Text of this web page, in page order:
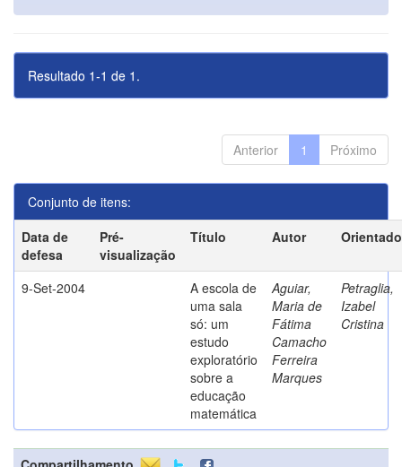
Resultado 1-1 de 1.
Anterior 1 Próximo
Conjunto de itens:
Data de
defesa
Pré-
visualização
Título Autor
9-Set-2004
A escola de
uma sala
só: um
estudo
exploratório
sobre a
educação
matemática
Aguiar,
Maria de
Fátima
Camacho
Ferreira
Marques
Petraglia,
Izabel
Cristina